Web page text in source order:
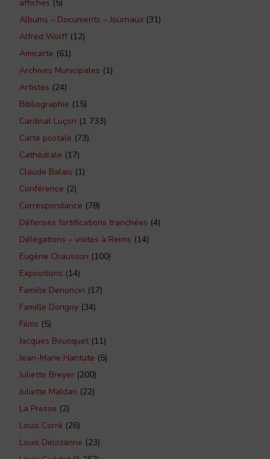
affiches (5)
Albums – Documents – Journaux (31)
Alfred Wolff (12)
Amicarte (61)
Archives Municipales (1)
Artistes (24)
Bibliographie (15)
Cardinal Luçon (1 733)
Carte postale (73)
Cathédrale (17)
Claude Balais (1)
Conférence (2)
Correspondance (78)
Défenses fortifications tranchées (4)
Délégations – visites à Reims (14)
Eugène Chausson (100)
Expositions (14)
Famille Denoncin (17)
Famille Dorigny (34)
Films (5)
Jacques Bousquet(11)
Jean-Marie Hantute (5)
Juliette Breyer (200)
Juliette Maldan (22)
La Presse (2)
Louis Corré (26)
Louis Delozanne (23)